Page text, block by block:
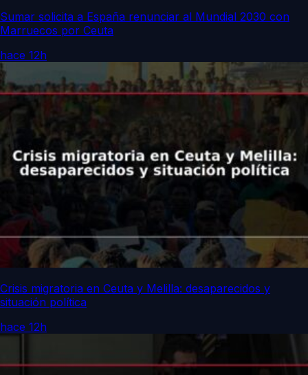
Sumar solicita a España renunciar al Mundial 2030 con
Marruecos por Ceuta
hace 12h
Crisis migratoria en Ceuta y Melilla: desaparecidos y
situación política
hace 12h